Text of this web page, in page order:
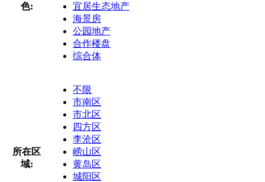
色:
宜居生态地产
海景房
公园地产
合作楼盘
综合体
所在区
域:
不限
市南区
市北区
四方区
李沧区
崂山区
黄岛区
城阳区